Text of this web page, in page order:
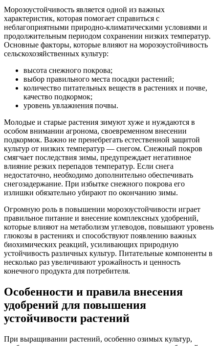
Морозоустойчивость является одной из важных
характеристик, которая помогает справиться с
неблагоприятными природно-климатическими условиями и
продолжительным периодом сохранении низких температур.
Основные факторы, которые влияют на морозоустойчивость
сельскохозяйственных культур:
высота снежного покрова;
выбор правильного места посадки растений;
количество питательных веществ в растениях и почве,
качество подкормок;
уровень увлажнения почвы.
Молодые и старые растения зимуют хуже и нуждаются в
особом внимании агронома, своевременном внесении
подкормок. Важно не пренебрегать естественной защитой
культур от низких температур — снегом. Снежный покров
смягчает последствия зимы, предупреждает негативное
влияние резких перепадов температур. Если снега
недостаточно, необходимо дополнительно обеспечивать
снегозадержание. При избытке снежного покрова его
излишки обязательно убирают по окончанию зимы.
Огромную роль в повышении морозоустойчивости играет
правильное питание и внесение комплексных удобрений,
которые влияют на метаболизм углеводов, повышают уровень
глюкозы в растениях и способствуют появлению важных
биохимических реакций, усиливающих природную
устойчивость различных культур. Питательные компоненты в
несколько раз увеличивают урожайность и ценность
конечного продукта для потребителя.
Особенности и правила внесения
удобрений для повышения
устойчивости растений
При выращивании растений, особенно озимых культур,